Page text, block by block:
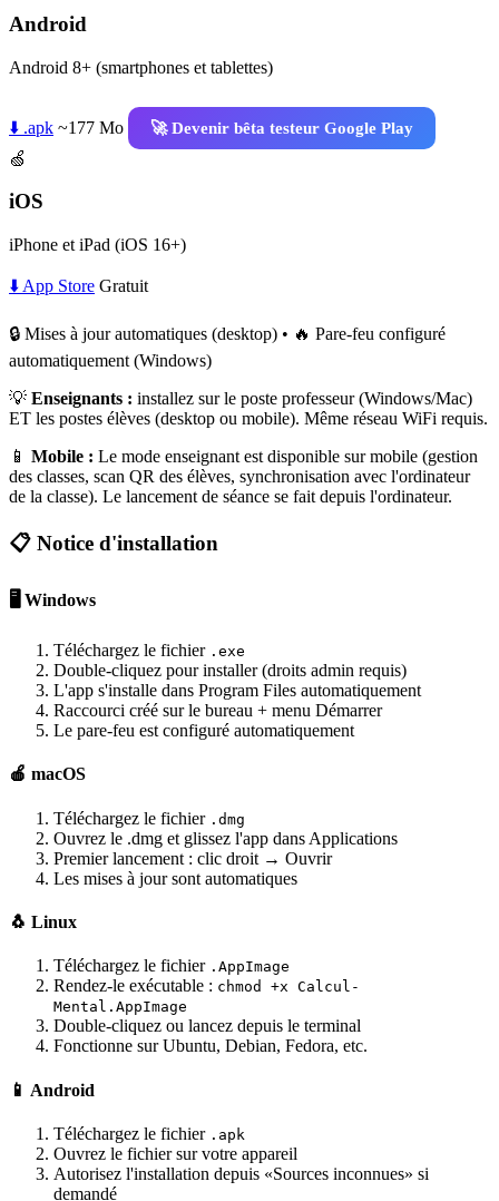
Android
Android 8+ (smartphones et tablettes)
⬇️ .apk ~177 Mo
🚀 Devenir bêta testeur Google Play
🍏
iOS
iPhone et iPad (iOS 16+)
⬇️ App Store Gratuit
🔒 Mises à jour automatiques (desktop) • 🔥 Pare-feu configuré
automatiquement (Windows)
💡 Enseignants : installez sur le poste professeur (Windows/Mac)
ET les postes élèves (desktop ou mobile). Même réseau WiFi requis.
📱 Mobile : Le mode enseignant est disponible sur mobile (gestion
des classes, scan QR des élèves, synchronisation avec l'ordinateur
de la classe). Le lancement de séance se fait depuis l'ordinateur.
📋 Notice d'installation
🖥️ Windows
Téléchargez le fichier .exe
Double-cliquez pour installer (droits admin requis)
L'app s'installe dans Program Files automatiquement
Raccourci créé sur le bureau + menu Démarrer
Le pare-feu est configuré automatiquement
🍎 macOS
Téléchargez le fichier .dmg
Ouvrez le .dmg et glissez l'app dans Applications
Premier lancement : clic droit → Ouvrir
Les mises à jour sont automatiques
🐧 Linux
Téléchargez le fichier .AppImage
Rendez-le exécutable : chmod +x Calcul-
Mental.AppImage
Double-cliquez ou lancez depuis le terminal
Fonctionne sur Ubuntu, Debian, Fedora, etc.
📱 Android
Téléchargez le fichier .apk
Ouvrez le fichier sur votre appareil
Autorisez l'installation depuis «Sources inconnues» si
demandé